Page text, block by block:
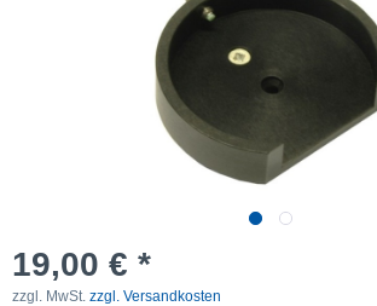
19,00 € *
zzgl. MwSt. zzgl. Versandkosten